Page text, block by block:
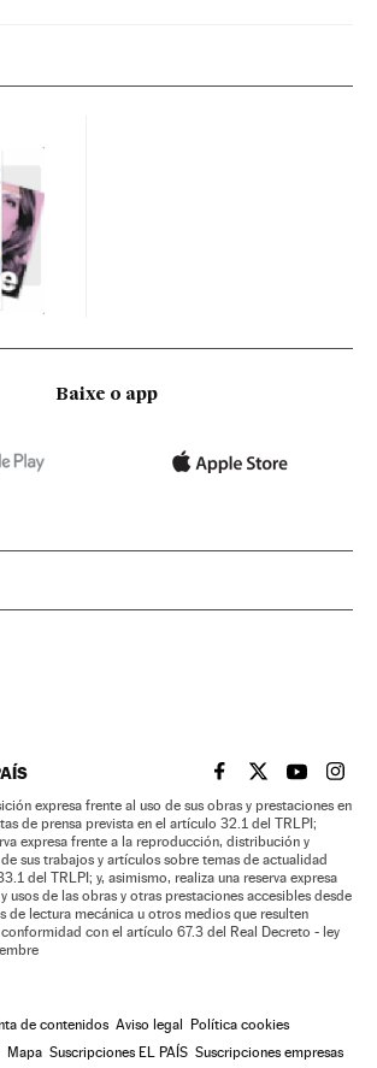
Baixe o app
EL PAÍS BRASIL EN
EL PAÍSEL PAÍS
EL
expresa frente al uso de sus obras y prestaciones en
de prensa prevista en el artículo 32.1 del TRLPI;
expresa frente a la reproducción, distribución y
sus trabajos y artículos sobre temas de actualidad
del TRLPI; y, asimismo, realiza una reserva expresa
usos de las obras y otras prestaciones accesibles desde
de lectura mecánica u otros medios que resulten
con el artículo 67.3 del Real Decreto - ley
de contenidos Aviso legal Política cookies
Mapa Suscripciones EL PAÍS Suscripciones empresas